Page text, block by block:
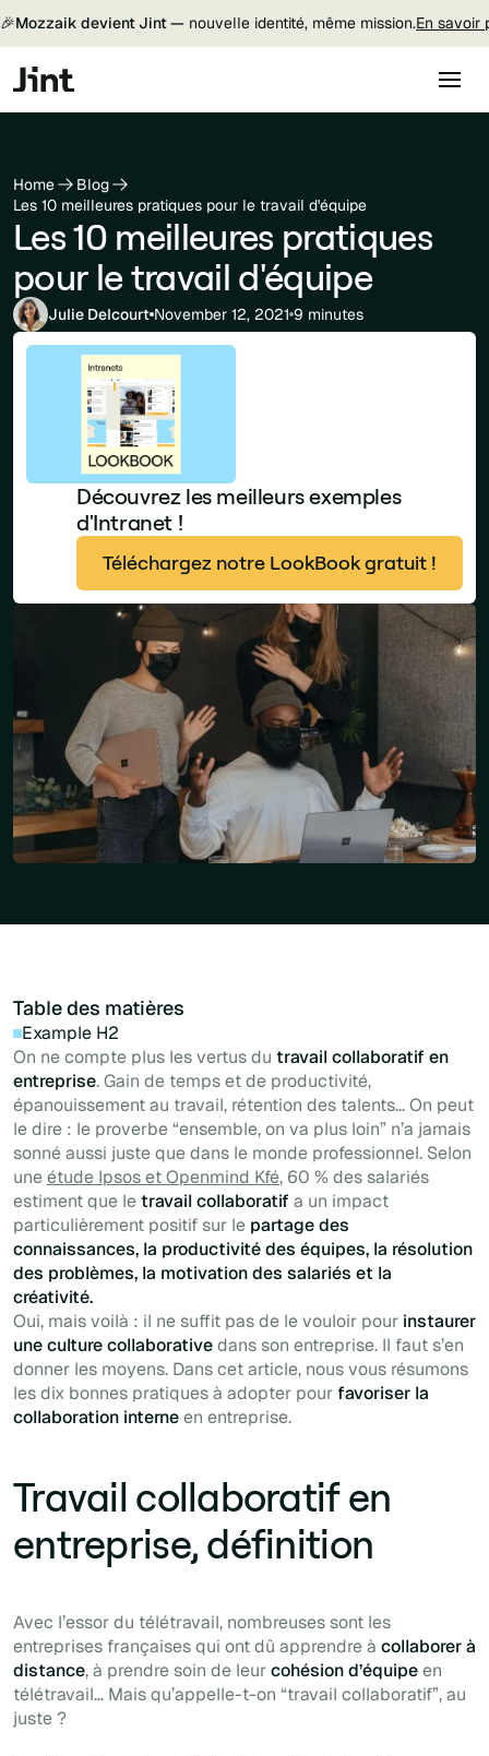
🎉Mozzaik devient Jint — nouvelle identité, même mission.En savoir
Home
Blog
Les 10 meilleures pratiques pour le travail d'équipe
Les 10 meilleures pratiques
pour le travail d'équipe
Julie Delcourt November 12, 2021 9 minutes
Découvrez les meilleurs exemples
d'Intranet !
Téléchargez notre LookBook gratuit !
Table des matières
Example H2
On ne compte plus les vertus du travail collaboratif en
entreprise. Gain de temps et de productivité,
épanouissement au travail, rétention des talents… On peut
le dire : le proverbe “ensemble, on va plus loin” n’a jamais
sonné aussi juste que dans le monde professionnel. Selon
uneétude Ipsos et Openmind Kfé, 60 % des salariés
estiment que letravail collaboratif a un impact
particulièrement positif sur le partage des
connaissances, la productivité des équipes, la résolution
des problèmes, la motivation des salariés et la
créativité.
Oui, mais voilà : il ne suffit pas de le vouloir pour instaurer
une culture collaborativedans son entreprise. Il faut s’en
donner les moyens. Dans cet article, nous vous résumons
les dix bonnes pratiques à adopter pourfavoriser la
collaboration interneen entreprise.
Travail collaboratif en
entreprise, définition
Avec l’essor du télétravail, nombreuses sont les
entreprises françaises qui ont dû apprendre à collaborer à
distance, à prendre soin de leurcohésion d’équipeen
télétravail… Mais qu’appelle-t-on “travail collaboratif”, au
juste ?